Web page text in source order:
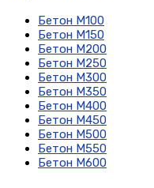
Бетон М100
Бетон М150
Бетон М200
Бетон М250
Бетон М300
Бетон М350
Бетон М400
Бетон М450
Бетон М500
Бетон М550
Бетон М600